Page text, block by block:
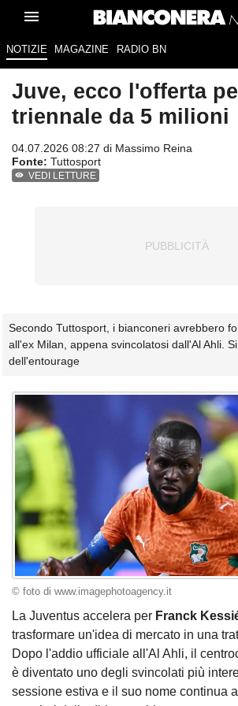
NOTIZIE MAGAZINE RADIO BN
Juve, ecco l'offerta
triennale da 5 milioni
04.07.2026 08:27 di Massimo Reina
Fonte: Tuttosport
VEDI LETTURE
Secondo Tuttosport, i bianconeri avrebbero
all'ex Milan, appena svincolatosi dall'Al Ahli.
dell'entourage
© foto di www.imagephotoagency.it
La Juventus accelera per Franck
trasformare un'idea di mercato in una
Dopo l'addio ufficiale all'Al Ahli, il
è diventato uno degli svincolati più
sessione estiva e il suo nome continua